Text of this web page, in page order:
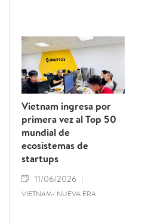
Vietnam ingresa por
primera vez al Top 50
mundial de
ecosistemas de
startups
11/06/2026
VIETNAM- NUEVA ERA